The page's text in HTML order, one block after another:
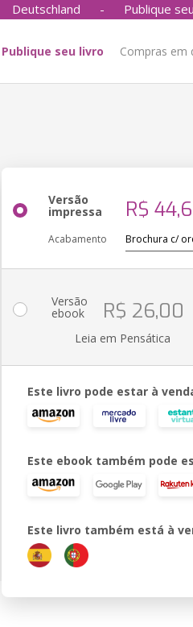
Deutschland - Publique
Publique seu livro Compras em
Versão
impressa R$
Acabamento
Versão
ebook R$ 26,00
Leia em Pensática
Este livro pode estar à
Este ebook também pode
Este livro também está à